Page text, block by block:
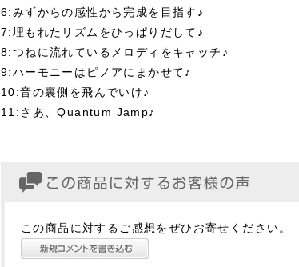
6:みずからの感性から完成を目指す♪
7:埋もれたリズムをひっぱりだして♪
8:つねに流れているメロディをキャッチ♪
9:ハーモニーはピノアにまかせて♪
10:音の裏側を飛んでいけ♪
11:さあ、Quantum Jamp♪
この商品に対するご感想をぜひお寄せください。